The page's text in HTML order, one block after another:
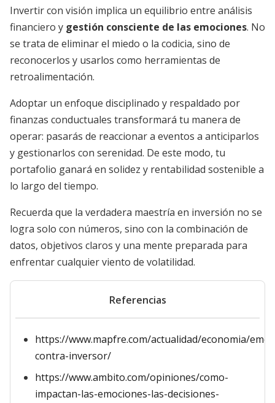
Invertir con visión implica un equilibrio entre análisis
financiero y gestión consciente de las emociones. No
se trata de eliminar el miedo o la codicia, sino de
reconocerlos y usarlos como herramientas de
retroalimentación.
Adoptar un enfoque disciplinado y respaldado por
finanzas conductuales transformará tu manera de
operar: pasarás de reaccionar a eventos a anticiparlos
y gestionarlos con serenidad. De este modo, tu
portafolio ganará en solidez y rentabilidad sostenible a
lo largo del tiempo.
Recuerda que la verdadera maestría en inversión no se
logra solo con números, sino con la combinación de
datos, objetivos claros y una mente preparada para
enfrentar cualquier viento de volatilidad.
Referencias
https://www.mapfre.com/actualidad/economia/
contra-inversor/
https://www.ambito.com/opiniones/como-
impactan-las-emociones-las-decisiones-